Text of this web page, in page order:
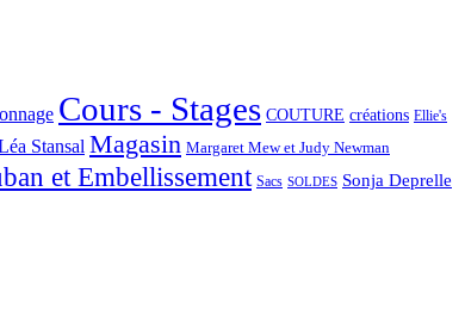
Cours - Stages COUTURE créations Ellie's
Stansal Magasin Margaret Mew et Judy Newman
et Embellissement Sacs SOLDES Sonja Deprelle